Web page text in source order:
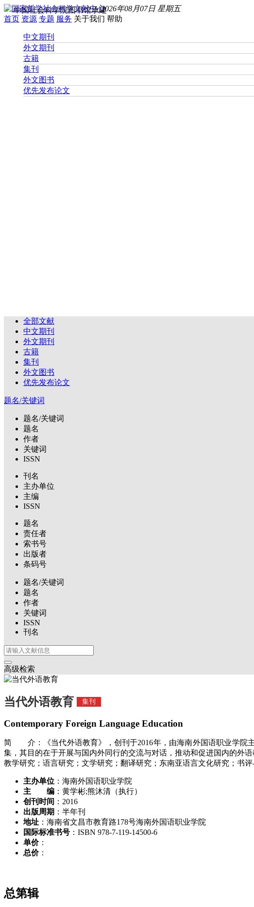
2026年08月07日 星期五
中国社会科学院图书馆承建
首页 资源 专题 服务 关于我们 帮助
中文期刊
外文期刊
古籍
集刊
外文图书
优先发布论文
全部文献
中文期刊
外文期刊
古籍
集刊
外文图书
优先发布论文
题名/关键词
题名/关键词
题名
作者
关键词
ISSN
刊名
主办单位
主编
ISSN
题名
责任者
索书号
出版者
条码号
题名/关键词
题名
作者
关键词
ISSN
刊名
高级检索
当代外语教育 集刊
Contemporary Foreign Language Education
简 介：《当代外语教育》，创刊于2016年，由海南外国语职业学院
集，其目的在于开展与国内外同行的交流与对话，推动和促进国内的外
教学研究；语言研究；文学研究；翻译研究；东南亚语言文化研究；书评
主办单位 ：海南外国语职业学院
主 编 ：黄学彬;熊沐清（执行）
创刊时间 ：2016
出版周期 ：半年刊
地址 ：海南省文昌市教育路178号海南外国语职业学院
国际标准书号 ：ISBN 978-7-119-14500-6
单价：
总价：
总第辑